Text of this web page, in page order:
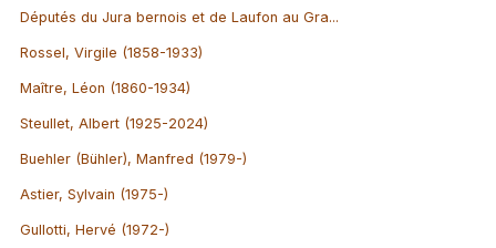
Députés du Jura bernois et de Laufon au Gra...
Rossel, Virgile (1858-1933)
Maître, Léon (1860-1934)
Steullet, Albert (1925-2024)
Buehler (Bühler), Manfred (1979-)
Astier, Sylvain (1975-)
Gullotti, Hervé (1972-)